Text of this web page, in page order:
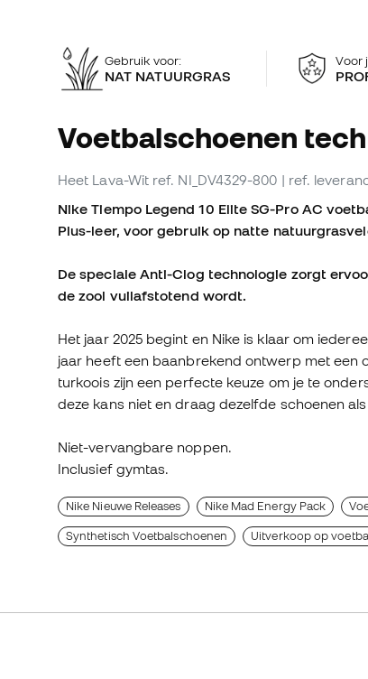
Gebruik voor:
NAT NATUURGRAS
Voor
Voetbalschoenen
Heet Lava-Wit ref. NI_DV4329-800 | ref.
Nike Tiempo Legend 10 Elite SG-Pro AC
Plus-leer, voor gebruik op natte
De speciale Anti-Clog technologie zorgt
de zool vuilafstotend wordt.
Het jaar 2025 begint en Nike is klaar om
jaar heeft een baanbrekend ontwerp met een
turkoois zijn een perfecte keuze om je te
deze kans niet en draag dezelfde schoenen
Niet-vervangbare noppen.
Inclusief gymtas.
Nike Nieuwe Releases Nike Mad Energy Pack
Synthetisch Voetbalschoenen Uitverkoop op